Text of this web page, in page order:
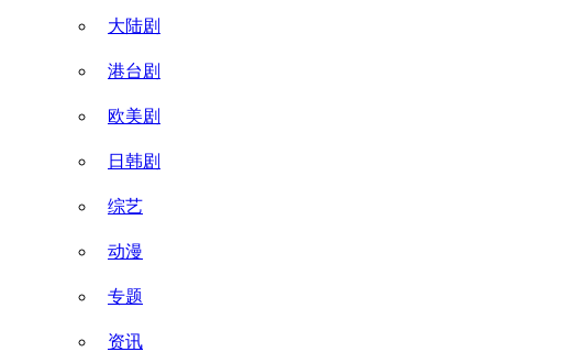
大陆剧
港台剧
欧美剧
日韩剧
综艺
动漫
专题
资讯